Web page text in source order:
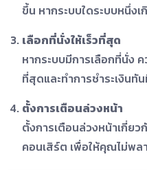
ขึ้น หากระบบใดระบบหนึ่ง
เลือกที่นั่งให้เร็วที่สุด
หากระบบมีการเลือกที่นั่ง
ที่สุดและทำการชำระเงินทั
ตั้งการเตือนล่วงหน้า
ตั้งการเตือนล่วงหน้าเกี่ยว
คอนเสิร์ต เพื่อให้คุณไม่พล